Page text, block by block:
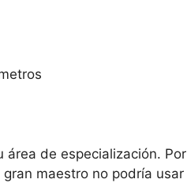
área de especialización. Por
maestro no podría usar